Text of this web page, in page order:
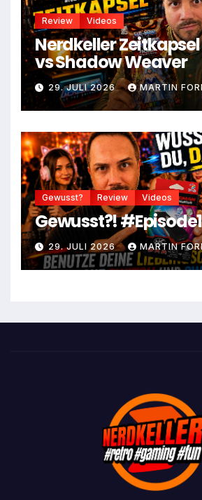
Review Videos
Nerdkeller
vs Shadow Weaver
29. JULI 2026 MARTIN
Gewusst? Review Videos
Gewusst?!
29. JULI 2026 MARTIN